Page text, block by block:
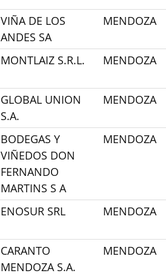
VIÑA DE LOS
ANDES SA
MENDOZA
MONTLAIZ S.R.L. MENDOZA
GLOBAL UNION
S.A.
MENDOZA
BODEGAS Y
VIÑEDOS DON
FERNANDO
MARTINS S A
MENDOZA
ENOSUR SRL MENDOZA
CARANTO
MENDOZA S.A.
MENDOZA